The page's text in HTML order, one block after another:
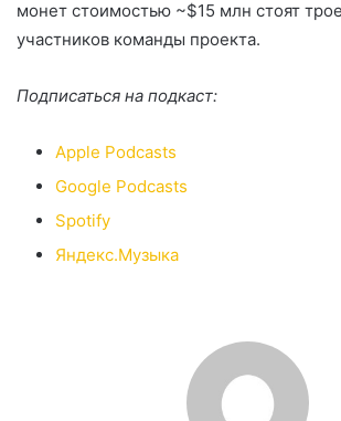
монет стоимостью ~$15 млн стоят
участников команды проекта.
Подписаться на подкаст:
Apple Podcasts
Google Podcasts
Spotify
Яндекс.Музыка